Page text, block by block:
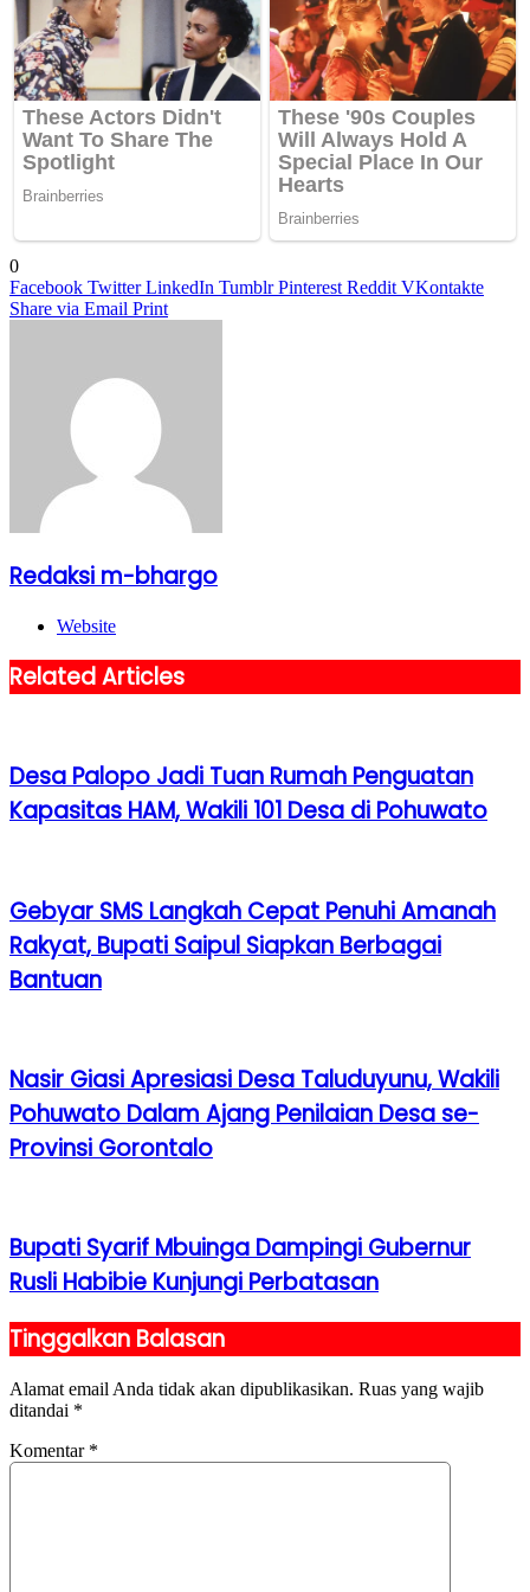
0
Facebook Twitter LinkedIn Tumblr Pinterest Reddit VKontakte
Share via Email Print
Redaksi m-bhargo
Website
Related Articles
Desa Palopo Jadi Tuan Rumah Penguatan
Kapasitas HAM, Wakili 101 Desa di Pohuwato
Gebyar SMS Langkah Cepat Penuhi Amanah
Rakyat, Bupati Saipul Siapkan Berbagai
Bantuan
Nasir Giasi Apresiasi Desa Taluduyunu, Wakili
Pohuwato Dalam Ajang Penilaian Desa se-
Provinsi Gorontalo
Bupati Syarif Mbuinga Dampingi Gubernur
Rusli Habibie Kunjungi Perbatasan
Tinggalkan Balasan
Alamat email Anda tidak akan dipublikasikan. Ruas yang wajib
ditandai *
Komentar *